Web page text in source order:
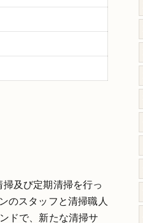
及び定期清掃を行っ
のスタッフと清掃職人
ドで、新たな清掃サ